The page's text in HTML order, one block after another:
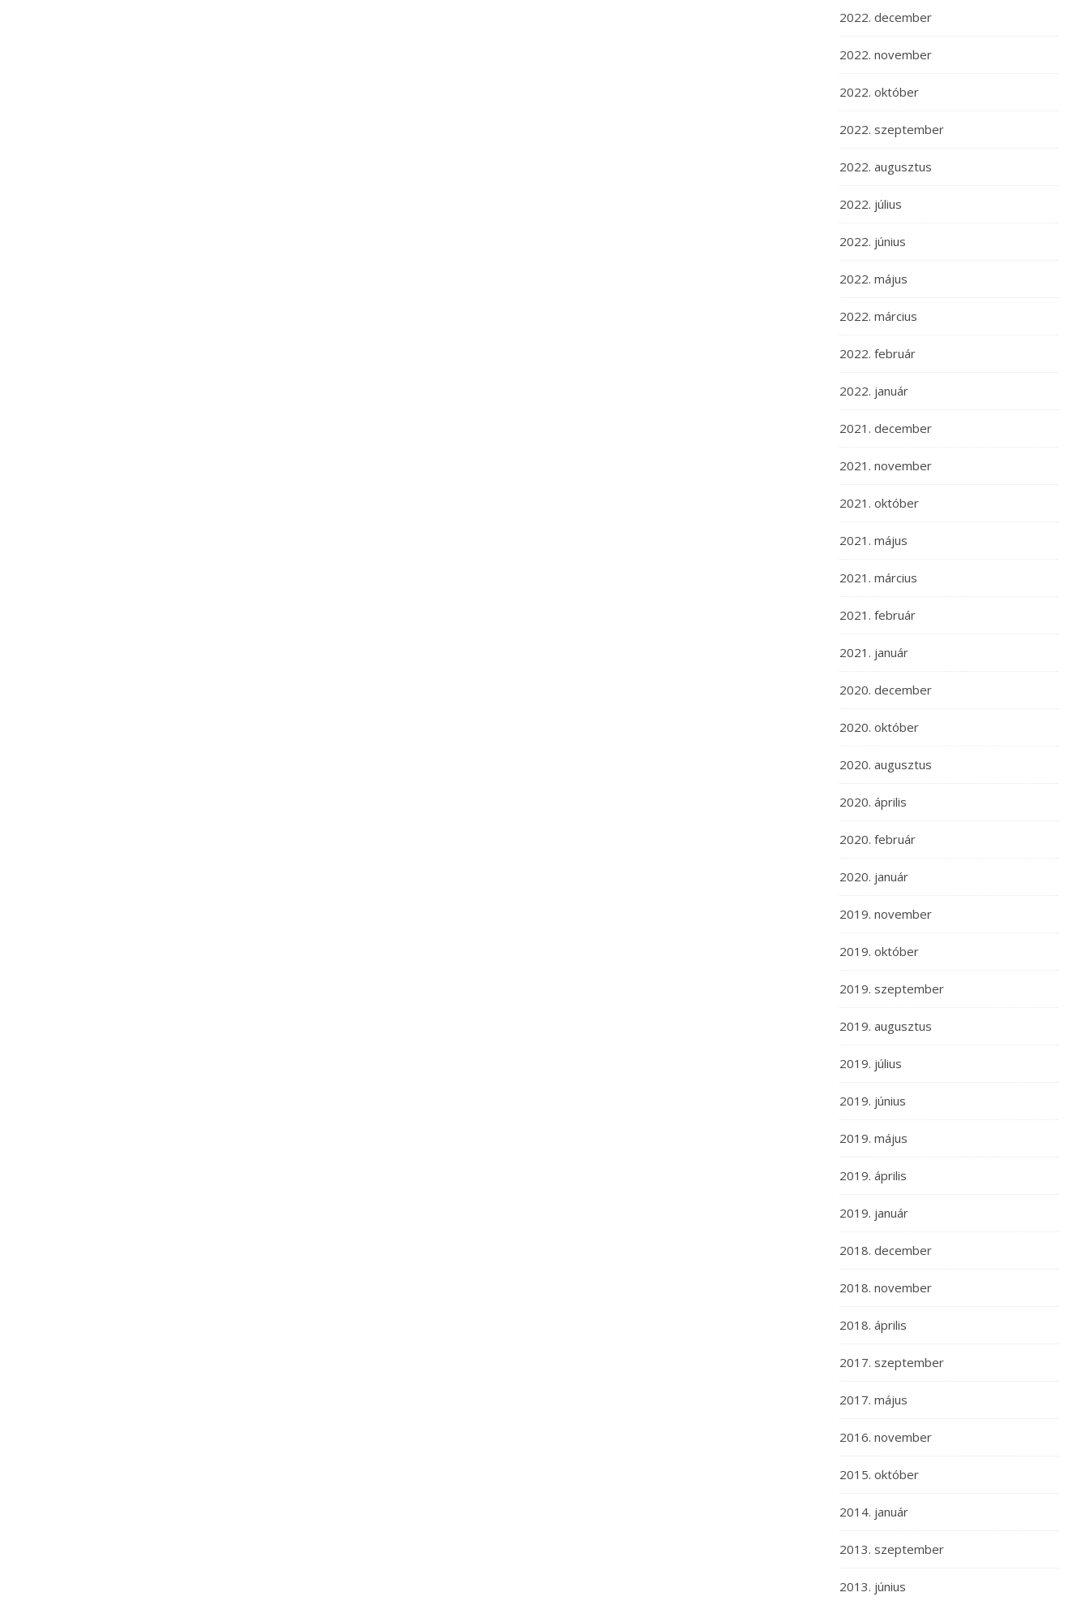
2022. december
2022. november
2022. október
2022. szeptember
2022. augusztus
2022. július
2022. június
2022. május
2022. március
2022. február
2022. január
2021. december
2021. november
2021. október
2021. május
2021. március
2021. február
2021. január
2020. december
2020. október
2020. augusztus
2020. április
2020. február
2020. január
2019. november
2019. október
2019. szeptember
2019. augusztus
2019. július
2019. június
2019. május
2019. április
2019. január
2018. december
2018. november
2018. április
2017. szeptember
2017. május
2016. november
2015. október
2014. január
2013. szeptember
2013. június